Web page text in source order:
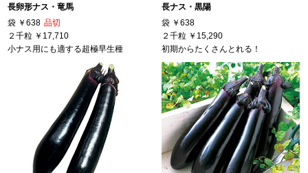
長卵形ナス・竜馬
袋 ￥638 品切
２千粒 ￥17,710
小ナス用にも適する超極早生種
長ナス・黒陽
袋 ￥638
２千粒 ￥15,290
初期からたくさんとれる！